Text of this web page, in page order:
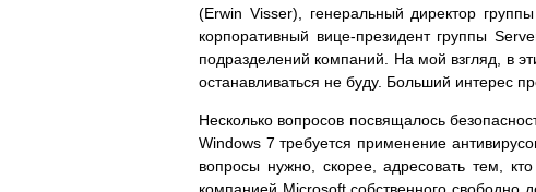
(Erwin Visser), генеральный директор
корпоративный вице-президент группы
подразделений компаний. На мой взгляд, в
останавливаться не буду. Больший интерес
Несколько вопросов посвящалось
Windows 7 требуется применение
вопросы нужно, скорее, адресовать тем,